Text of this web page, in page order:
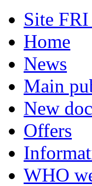
Site
Home
News
Main
New
Offers
WHO